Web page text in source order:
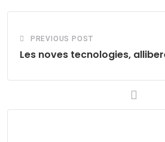
PREVIOUS POST
Les noves tecnologies,